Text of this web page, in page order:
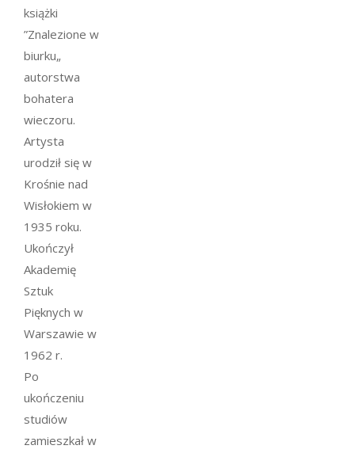
książki
”Znalezione w
biurku„
autorstwa
bohatera
wieczoru.
Artysta
urodził się w
Krośnie nad
Wisłokiem w
1935 roku.
Ukończył
Akademię
Sztuk
Pięknych w
Warszawie w
1962 r.
Po
ukończeniu
studiów
zamieszkał w